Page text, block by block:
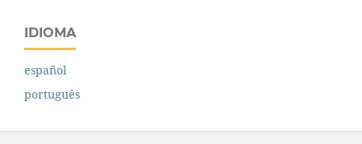
IDIOMA
español
português